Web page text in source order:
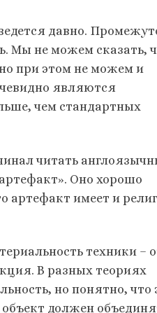
давно.
Мы не можем сказать,
при этом не можем и
являются
чем стандартных
читать
Оно хорошо
артефакт имеет и
техники –
В разных теориях
но понятно, что
должен